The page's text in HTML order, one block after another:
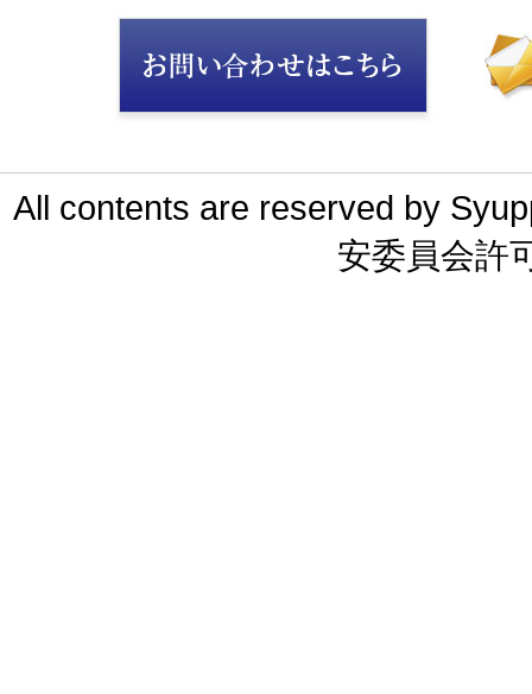
All contents are reserved by
安委員会許